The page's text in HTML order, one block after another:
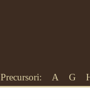
Precursori: A G